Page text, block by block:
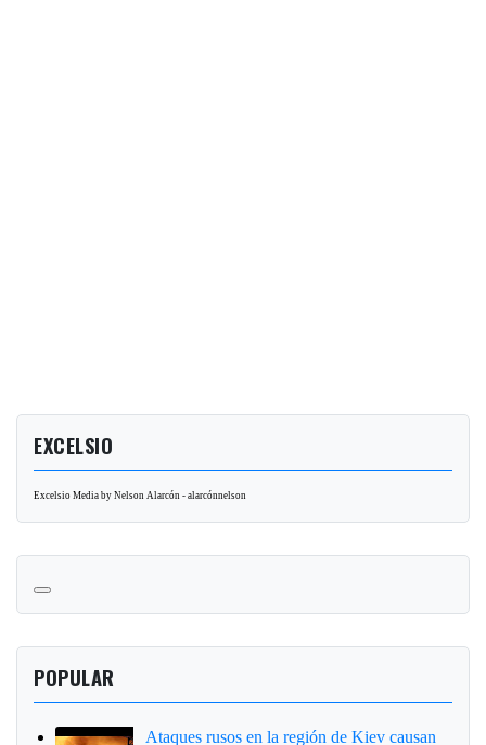
EXCELSIO
Excelsio Media by Nelson Alarcón - alarcónnelson
POPULAR
Ataques rusos en la región de Kiev causan